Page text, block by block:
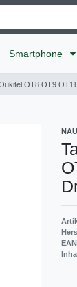
Smartphone
OT8 OT9
EAN